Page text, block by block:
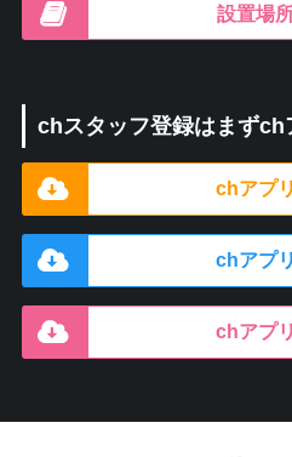
設置場
chスタッフ登録はまずch
chアプ
chアプ
chアプ